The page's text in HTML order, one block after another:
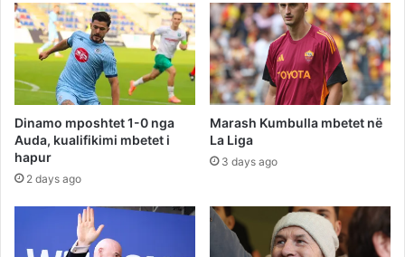
Dinamo mposhtet 1-0 nga
Auda, kualifikimi mbetet i
hapur
2 days ago
Marash Kumbulla mbetet në
La Liga
3 days ago